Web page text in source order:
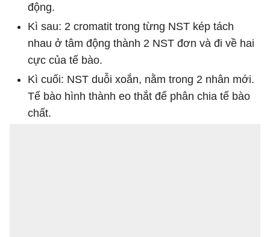
động.
Kì sau: 2 cromatit trong từng NST kép tách
nhau ở tâm động thành 2 NST đơn và đi về hai
cực của tế bào.
Kì cuối: NST duỗi xoắn, nằm trong 2 nhân mới.
Tế bào hình thành eo thắt để phân chia tế bào
chất.